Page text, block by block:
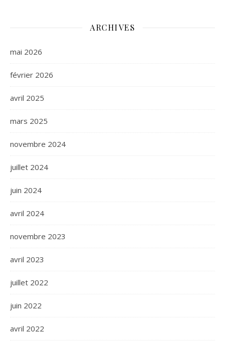
ARCHIVES
mai 2026
février 2026
avril 2025
mars 2025
novembre 2024
juillet 2024
juin 2024
avril 2024
novembre 2023
avril 2023
juillet 2022
juin 2022
avril 2022